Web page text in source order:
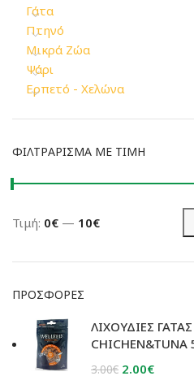
Γάτα
Πτηνό
Μικρά Ζώα
Ψάρι
Ερπετό - Χελώνα
ΦΙΛΤΡΆΡΙΣΜΑ ΜΕ ΤΙΜΉ
Ελάχιστη
Μέγιστη
Τιμή: 0€ — 10€
ΠΡΟΣΦΟΡΈΣ
ΛΙΧΟΥΔΙΕΣ
CHICHEN&TUNA
3.00€ Original
2.00€Η